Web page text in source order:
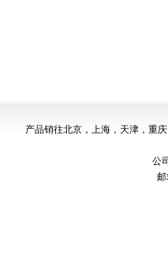
产品销往北京，上海，天津，重
公
邮